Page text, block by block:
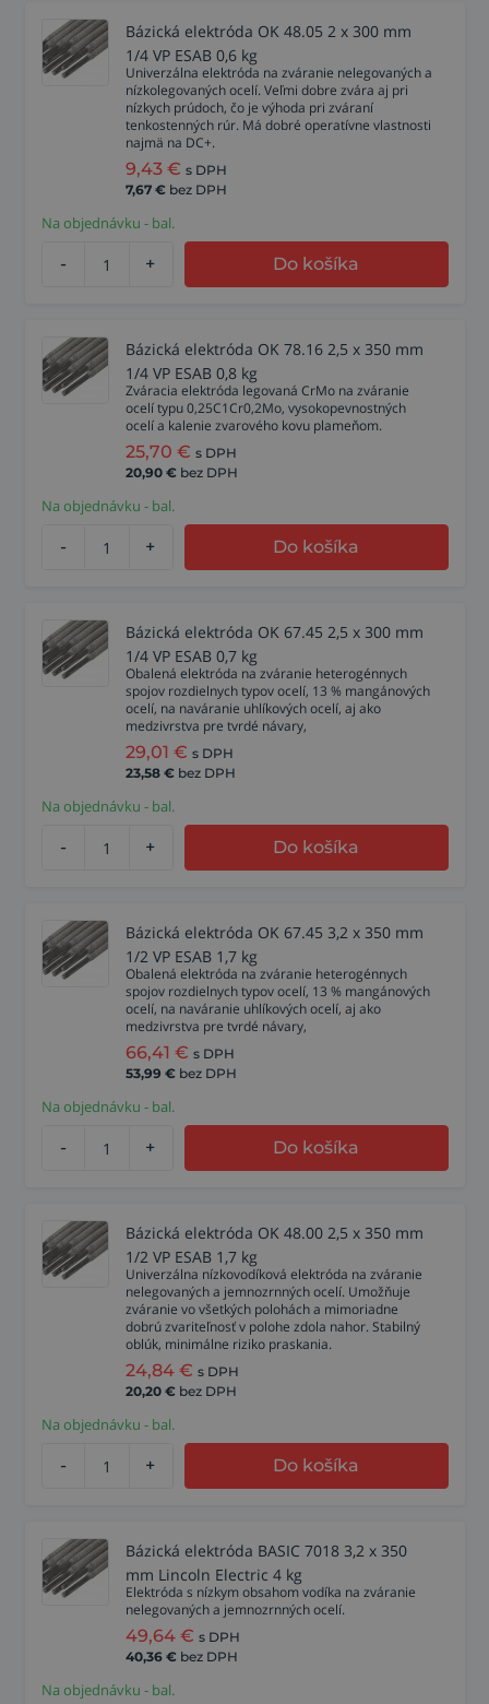
Bázická elektróda OK 48.05 2 x 300 mm
1/4 VP ESAB 0,6 kg
Univerzálna elektróda na zváranie nelegovaných a
nízkolegovaných ocelí. Veľmi dobre zvára aj pri
nízkych prúdoch, čo je výhoda pri zváraní
tenkostenných rúr. Má dobré operatívne vlastnosti
najmä na DC+.
9,43 € s DPH
7,67 € bez DPH
Na objednávku - bal.
- + Do košíka
Bázická elektróda OK 78.16 2,5 x 350 mm
1/4 VP ESAB 0,8 kg
Zváracia elektróda legovaná CrMo na zváranie
ocelí typu 0,25C1Cr0,2Mo, vysokopevnostných
ocelí a kalenie zvarového kovu plameňom.
25,70 € s DPH
20,90 € bez DPH
Na objednávku - bal.
- + Do košíka
Bázická elektróda OK 67.45 2,5 x 300 mm
1/4 VP ESAB 0,7 kg
Obalená elektróda na zváranie heterogénnych
spojov rozdielnych typov ocelí, 13 % mangánových
ocelí, na naváranie uhlíkových ocelí, aj ako
medzivrstva pre tvrdé návary,
29,01 € s DPH
23,58 € bez DPH
Na objednávku - bal.
- + Do košíka
Bázická elektróda OK 67.45 3,2 x 350 mm
1/2 VP ESAB 1,7 kg
Obalená elektróda na zváranie heterogénnych
spojov rozdielnych typov ocelí, 13 % mangánových
ocelí, na naváranie uhlíkových ocelí, aj ako
medzivrstva pre tvrdé návary,
66,41 € s DPH
53,99 € bez DPH
Na objednávku - bal.
- + Do košíka
Bázická elektróda OK 48.00 2,5 x 350 mm
1/2 VP ESAB 1,7 kg
Univerzálna nízkovodíková elektróda na zváranie
nelegovaných a jemnozrnných ocelí. Umožňuje
zváranie vo všetkých polohách a mimoriadne
dobrú zvariteľnosť v polohe zdola nahor. Stabilný
oblúk, minimálne riziko praskania.
24,84 € s DPH
20,20 € bez DPH
Na objednávku - bal.
- + Do košíka
Bázická elektróda BASIC 7018 3,2 x 350
mm Lincoln Electric 4 kg
Elektróda s nízkym obsahom vodíka na zváranie
nelegovaných a jemnozrnných ocelí.
49,64 € s DPH
40,36 € bez DPH
Na objednávku - bal.